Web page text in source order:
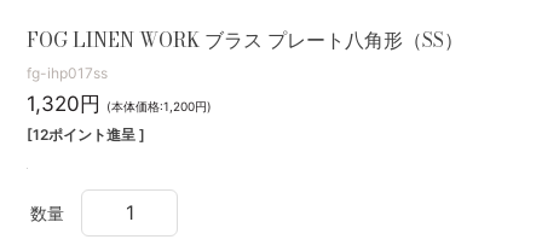
FOG LINEN WORK ブラス プレート八角形（SS）
fg-ihp017ss
1,320円 (本体価格:1,200円)
[12ポイント進呈 ]
数量